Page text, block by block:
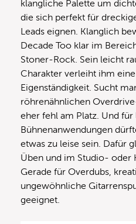
klangliche Palette um
die sich perfekt für
Leads eignen. Klanglich
Decade Too klar im
Stoner-Rock. Sein leicht
Charakter verleiht ihm
Eigenständigkeit. Sucht
röhrenähnlichen
eher fehl am Platz. Und
Bühnenanwendungen
etwas zu leise sein. Dafür
Üben und im Studio-
Gerade für Overdubs,
ungewöhnliche
geeignet.